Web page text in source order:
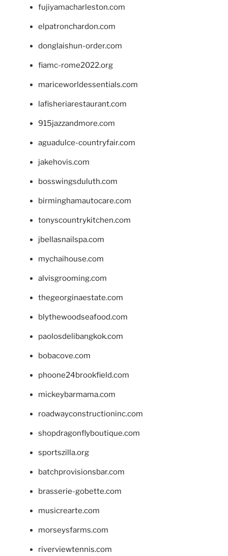
fujiyamacharleston.com
elpatronchardon.com
donglaishun-order.com
fiamc-rome2022.org
mariceworldessentials.com
lafisheriarestaurant.com
915jazzandmore.com
aguadulce-countryfair.com
jakehovis.com
bosswingsduluth.com
birminghamautocare.com
tonyscountrykitchen.com
jbellasnailspa.com
mychaihouse.com
alvisgrooming.com
thegeorginaestate.com
blythewoodseafood.com
paolosdelibangkok.com
bobacove.com
phoone24brookfield.com
mickeybarmama.com
roadwayconstructioninc.com
shopdragonflyboutique.com
sportszilla.org
batchprovisionsbar.com
brasserie-gobette.com
musicrearte.com
morseysfarms.com
riverviewtennis.com